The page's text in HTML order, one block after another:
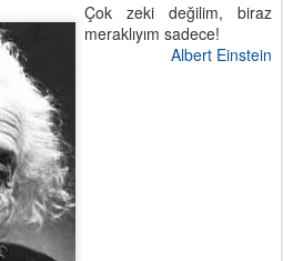
Çok zeki değilim, biraz
meraklıyım sadece!
Albert Einstein